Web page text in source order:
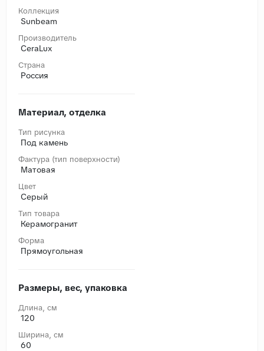
Коллекция
Sunbeam
Производитель
CeraLux
Страна
Россия
Материал, отделка
Тип рисунка
Под камень
Фактура (тип поверхности)
Матовая
Цвет
Серый
Тип товара
Керамогранит
Форма
Прямоугольная
Размеры, вес, упаковка
Длина, cм
120
Ширина, cм
60